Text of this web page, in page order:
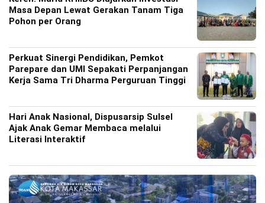
Masa Depan Lewat Gerakan Tanam Tiga
Pohon per Orang
Perkuat Sinergi Pendidikan, Pemkot
Parepare dan UMI Sepakati Perpanjangan
Kerja Sama Tri Dharma Perguruan Tinggi
Hari Anak Nasional, Dispusarsip Sulsel
Ajak Anak Gemar Membaca melalui
Literasi Interaktif